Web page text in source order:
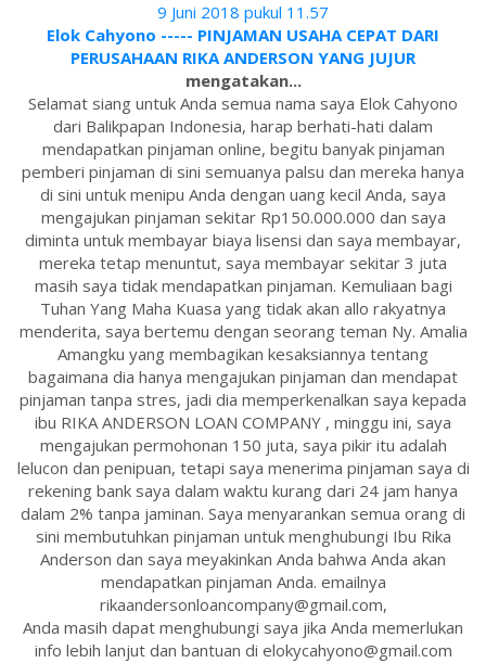
9 Juni 2018 pukul 11.57
Elok Cahyono ----- PINJAMAN USAHA CEPAT DARI
PERUSAHAAN RIKA ANDERSON YANG JUJUR
mengatakan...
Selamat siang untuk Anda semua nama saya Elok Cahyono
dari Balikpapan Indonesia, harap berhati-hati dalam
mendapatkan pinjaman online, begitu banyak pinjaman
pemberi pinjaman di sini semuanya palsu dan mereka hanya
di sini untuk menipu Anda dengan uang kecil Anda, saya
mengajukan pinjaman sekitar Rp150.000.000 dan saya
diminta untuk membayar biaya lisensi dan saya membayar,
mereka tetap menuntut, saya membayar sekitar 3 juta
masih saya tidak mendapatkan pinjaman. Kemuliaan bagi
Tuhan Yang Maha Kuasa yang tidak akan allo rakyatnya
menderita, saya bertemu dengan seorang teman Ny. Amalia
Amangku yang membagikan kesaksiannya tentang
bagaimana dia hanya mengajukan pinjaman dan mendapat
pinjaman tanpa stres, jadi dia memperkenalkan saya kepada
ibu RIKA ANDERSON LOAN COMPANY , minggu ini, saya
mengajukan permohonan 150 juta, saya pikir itu adalah
lelucon dan penipuan, tetapi saya menerima pinjaman saya di
rekening bank saya dalam waktu kurang dari 24 jam hanya
dalam 2% tanpa jaminan. Saya menyarankan semua orang di
sini membutuhkan pinjaman untuk menghubungi Ibu Rika
Anderson dan saya meyakinkan Anda bahwa Anda akan
mendapatkan pinjaman Anda. emailnya
rikaandersonloancompany@gmail.com,
Anda masih dapat menghubungi saya jika Anda memerlukan
info lebih lanjut dan bantuan di elokycahyono@gmail.com